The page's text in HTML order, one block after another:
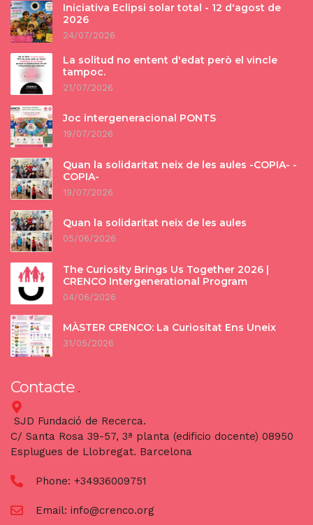
Iniciativa Eclipsi solar total - 12 d'agost de
2026
24/07/2026
La solitud no entent d'edat però el vincle
tampoc.
21/07/2026
Joc intergeneracional PONTS
19/07/2026
Quan la solidaritat neix de les aules -COPIA- -
COPIA-
19/07/2026
Quan la solidaritat neix de les aules
05/06/2026
The Curiosity Brings Us Together 2026 |
CRENCO Intergenerational Program
04/06/2026
MÀSTER CRENCO: La Curiositat Ens Uneix
31/05/2026
Contacte
SJD Fundació de Recerca.
C/ Santa Rosa 39-57, 3ª planta (edificio docente) 08950
Esplugues de Llobregat. Barcelona
Phone: +34936009751
Email: info@crenco.org